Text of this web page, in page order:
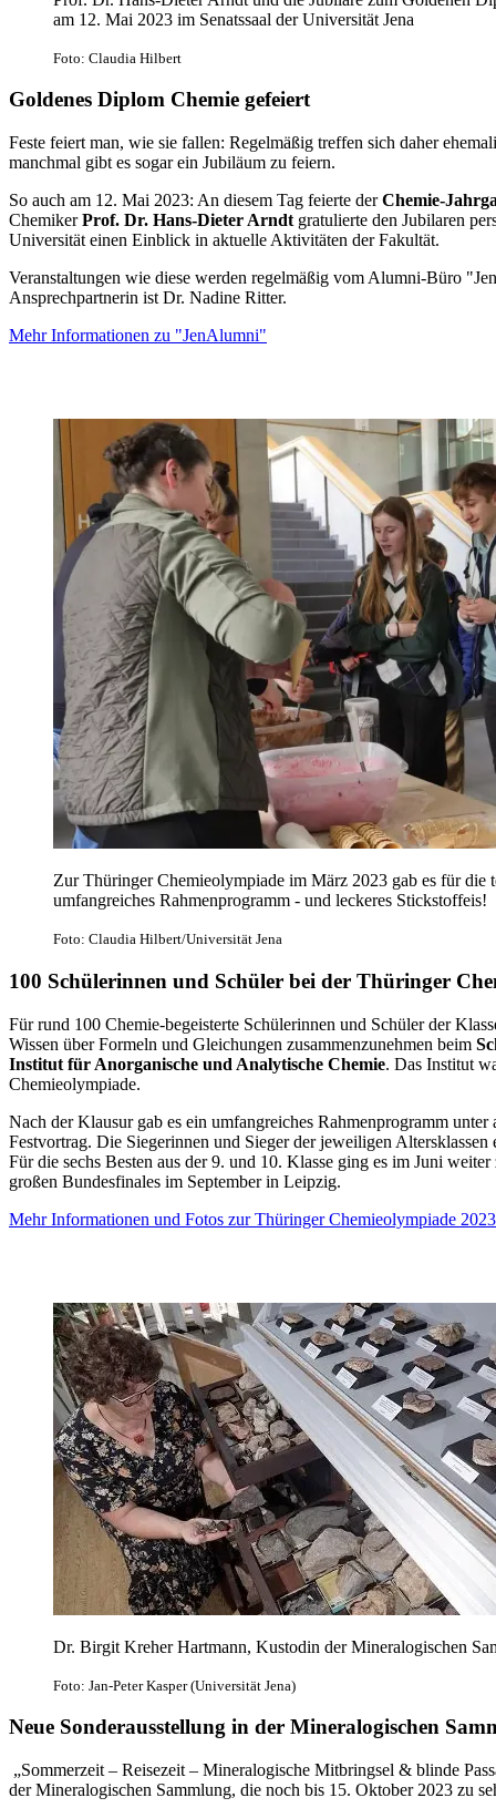
am 12. Mai 2023 im Senatssaal der Universität Jena
Foto: Claudia Hilbert
Goldenes Diplom Chemie gefeiert
Feste feiert man, wie sie fallen: Regelmäßig treffen sich daher
manchmal gibt es sogar ein Jubiläum zu feiern.
So auch am 12. Mai 2023: An diesem Tag feierte derChemie-
ChemikerProf. Dr. Hans-Dieter Arndt gratulierte den Jubilaren
Universität einen Einblick in aktuelle Aktivitäten der Fakultät.
Veranstaltungen wie diese werden regelmäßig vom Alumni-Büro
Ansprechpartnerin ist Dr. Nadine Ritter.
Mehr Informationen zu "JenAlumni"
Zur Thüringer Chemieolympiade im März 2023 gab es für die
umfangreiches Rahmenprogramm - und leckeres Stickstoffeis!
Foto: Claudia Hilbert/Universität Jena
100 Schülerinnen und Schüler bei der Thüringer
Für rund 100 Chemie-begeisterte Schülerinnen und Schüler der
Wissen über Formeln und Gleichungen zusammenzunehmen beim
Institut für Anorganische und Analytische Chemie. Das Institut
Chemieolympiade.
Nach der Klausur gab es ein umfangreiches Rahmenprogramm
Festvortrag. Die Siegerinnen und Sieger der jeweiligen
Für die sechs Besten aus der 9. und 10. Klasse ging es im Juni
großen Bundesfinales im September in Leipzig.
Mehr Informationen und Fotos zur Thüringer Chemieolympiade 2023
Dr. Birgit Kreher Hartmann, Kustodin der Mineralogischen
Foto: Jan-Peter Kasper (Universität Jena)
Neue Sonderausstellung in der Mineralogischen
„Sommerzeit – Reisezeit – Mineralogische Mitbringsel & blinde
der Mineralogischen Sammlung, die noch bis 15. Oktober 2023 zu